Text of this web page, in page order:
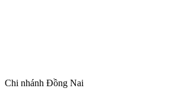
Chi nhánh Đồng Nai